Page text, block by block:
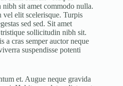
sit amet commodo nulla.
vel elit scelerisque. Turpis
sed sed. Sit amet
sollicitudin nibh sit.
a cras semper auctor neque
suspendisse potenti
et. Augue neque gravida